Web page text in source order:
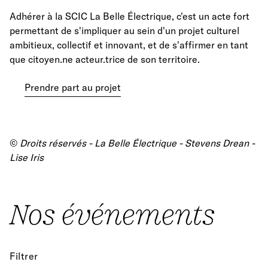
Adhérer à la SCIC La Belle Électrique, c'est un acte fort
permettant de s'impliquer au sein d'un projet culturel
ambitieux, collectif et innovant, et de s'affirmer en tant
que citoyen.ne acteur.trice de son territoire.
Prendre part au projet
© Droits réservés - La Belle Électrique - Stevens Drean -
Lise Iris
Nos événements
Filtrer